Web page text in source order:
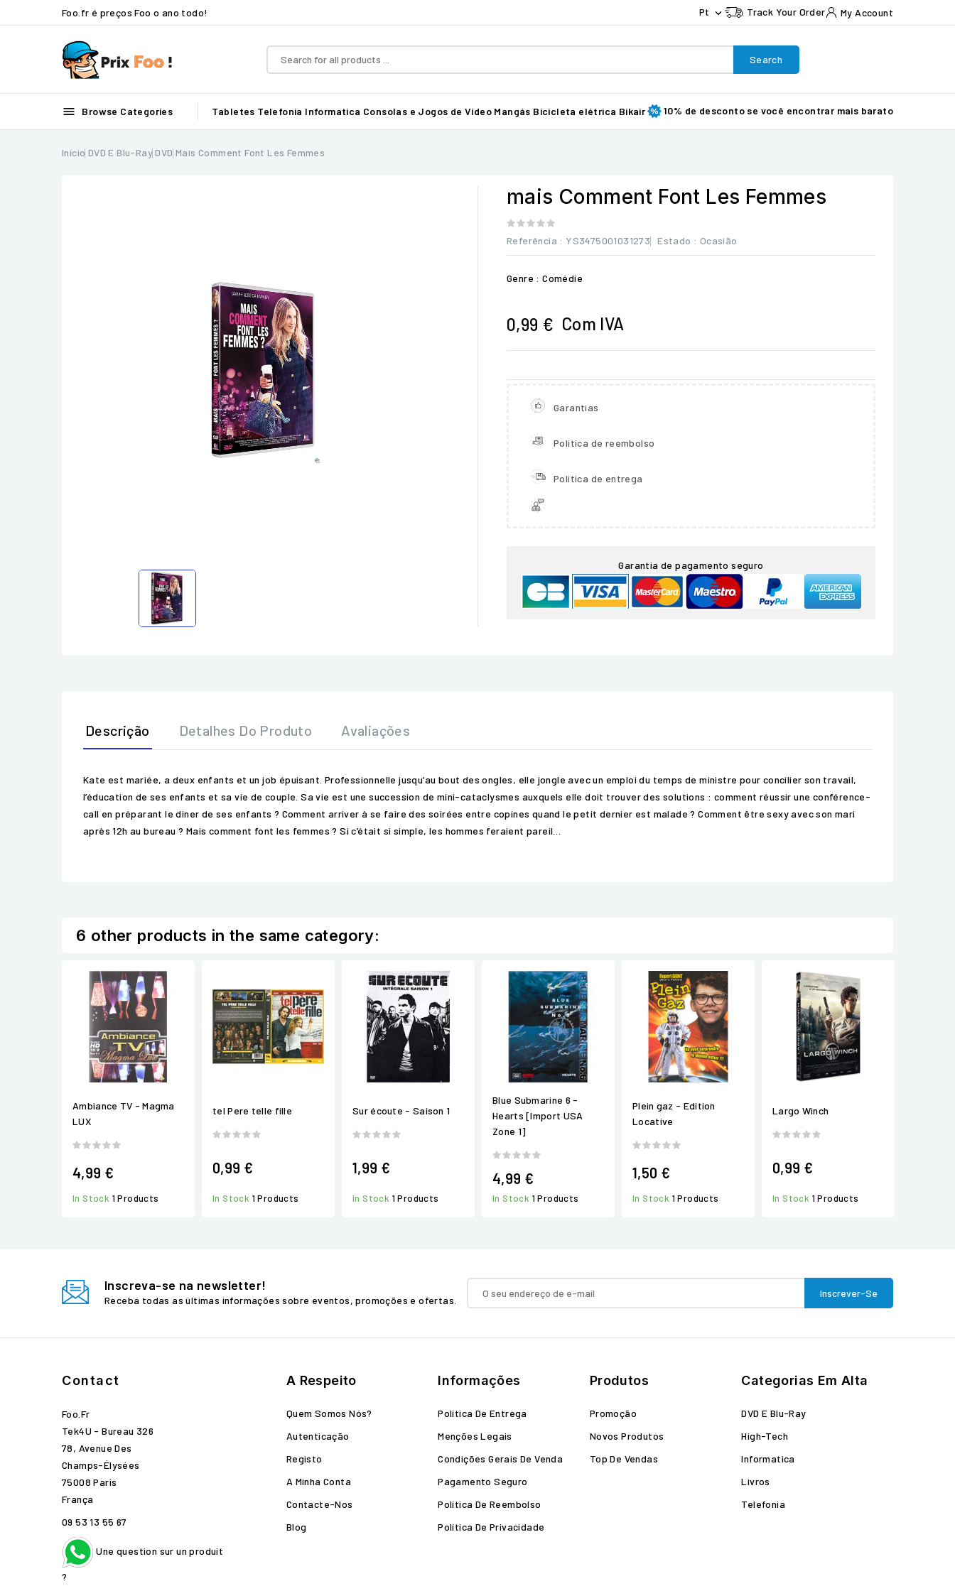
Foo.fr é preços Foo o ano todo! Pt  Track Your Order My Account
Search
 Browse Categories Tabletes Telefonia Informatica Consolas e Jogos de Vídeo Mangás Bicicleta elétrica Bikair 10% de desconto se você encontrar mais barato
Início DVD E Blu-Ray DVD Mais Comment Font Les Femmes
mais Comment Font Les Femmes
Referência : YS3475001031273 Estado : Ocasião
Genre : Comédie
0,99 € Com IVA
Garantias
Política de reembolso
Política de entrega
Garantia de pagamento seguro
Descrição Detalhes Do Produto Avaliações
Kate est mariée, a deux enfants et un job épuisant. Professionnelle jusqu’au bout des ongles, elle jongle avec un emploi du temps de ministre pour concilier son travail,
l’éducation de ses enfants et sa vie de couple. Sa vie est une succession de mini-cataclysmes auxquels elle doit trouver des solutions : comment réussir une conférence-
call en préparant le diner de ses enfants ? Comment arriver à se faire des soirées entre copines quand le petit dernier est malade ? Comment être sexy avec son mari
après 12h au bureau ? Mais comment font les femmes ? Si c’était si simple, les hommes feraient pareil…
6 other products in the same category:
Ambiance TV - Magma
LUX
4,99 €
In Stock 1 Products
tel Pere telle fille
0,99 €
In Stock 1 Products
Sur écoute - Saison 1
1,99 €
In Stock 1 Products
Blue Submarine 6 -
Hearts [Import USA
Zone 1]
4,99 €
In Stock 1 Products
Plein gaz - Edition
Locative
1,50 €
In Stock 1 Products
Largo Winch
0,99 €
In Stock 1 Products
Inscreva-se na newsletter!
Receba todas as últimas informações sobre eventos, promoções e ofertas.
Contact
Foo.fr
Tek4U - Bureau 326
78, Avenue Des
Champs-Élysées
75008 Paris
França
09 53 13 55 67
Une question sur un produit
?
A Respeito
Quem Somos Nós?
Autenticação
Registo
A Minha Conta
Contacte-Nos
Blog
Informações
Política De Entrega
Menções Legais
Condições Gerais De Venda
Pagamento Seguro
Política De Reembolso
Política De Privacidade
Produtos
Promoção
Novos Produtos
Top De Vendas
Categorias Em Alta
DVD E Blu-Ray
High-Tech
Informatica
Livros
Telefonia